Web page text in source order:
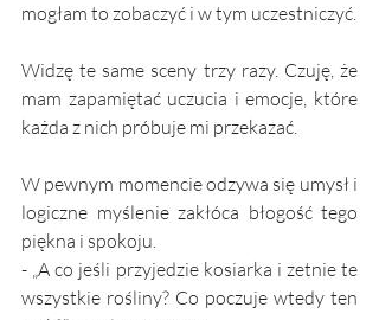
mogłam to zobaczyć i w tym uczestniczyć.
Widzę te same sceny trzy razy. Czuję, że
mam zapamiętać uczucia i emocje, które
każda z nich próbuje mi przekazać.
W pewnym momencie odzywa się umysł i
logiczne myślenie zakłóca błogość tego
piękna i spokoju.
- „A co jeśli przyjedzie kosiarka i zetnie te
wszystkie rośliny? Co poczuje wtedy ten